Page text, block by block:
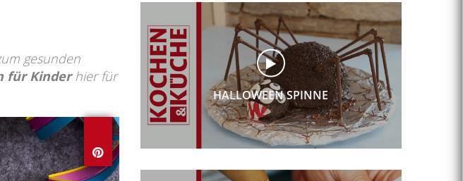
gesunden
für Kinderhier für
HALLOWEEN SPINNE